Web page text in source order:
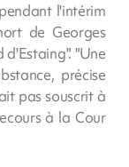
l'intérim
de Georges
"Une
précise
pas souscrit à
à la Cour